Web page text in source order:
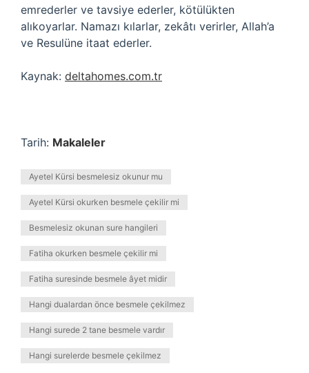
emrederler ve tavsiye ederler, kötülükten
alıkoyarlar. Namazı kılarlar, zekâtı verirler, Allah’a
ve Resulüne itaat ederler.
Kaynak: deltahomes.com.tr
Tarih: Makaleler
Ayetel Kürsi besmelesiz okunur mu
Ayetel Kürsi okurken besmele çekilir mi
Besmelesiz okunan sure hangileri
Fatiha okurken besmele çekilir mi
Fatiha suresinde besmele âyet midir
Hangi dualardan önce besmele çekilmez
Hangi surede 2 tane besmele vardır
Hangi surelerde besmele çekilmez